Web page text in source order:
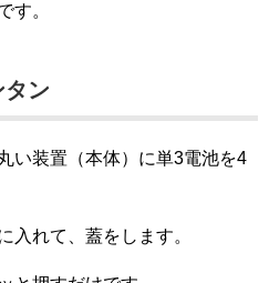
す。
ン
い装置（本体）に単3電池を4
入れて、蓋をします。